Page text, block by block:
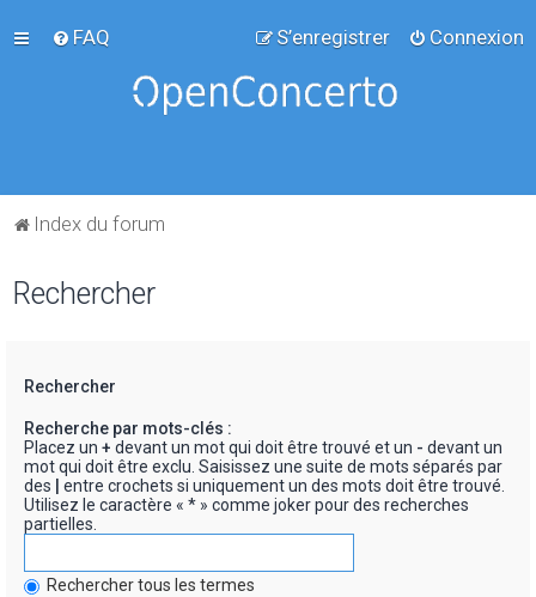
FAQ Connexion
S’enregistrer
Index du forum
Rechercher
Rechercher
Recherche par mots-clés :
Placez un + devant un mot qui doit être trouvé et un - devant un
mot qui doit être exclu. Saisissez une suite de mots séparés par
des
entre crochets si uniquement un des mots doit être trouvé.
Utilisez le caractère « * » comme joker pour des recherches
partielles.
Rechercher tous les termes